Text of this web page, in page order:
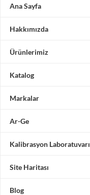
Ana Sayfa
Hakkımızda
Ürünlerimiz
Katalog
Markalar
Ar-Ge
Kalibrasyon Laboratuvarı
Site Haritası
Blog